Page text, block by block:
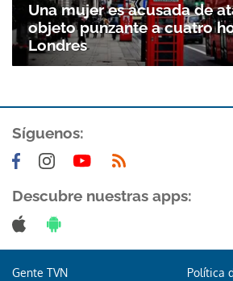
Una mujer es acusada de
objeto punzante a cuatro
Londres
Síguenos:
Descubre nuestras apps:
Gente TVN Política